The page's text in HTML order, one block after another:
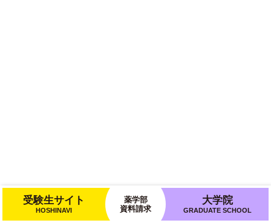
受験生サイト
HOSHINAVI
薬学部
資料請求
大学院
GRADUATE SCHOOL